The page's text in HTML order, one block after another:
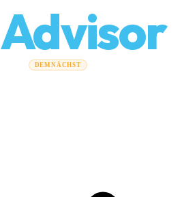
Advisor
DEMNÄCHST